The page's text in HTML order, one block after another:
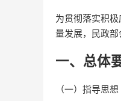
为贯彻落实积
量发展，民政部
一、总体
（一）指导思想